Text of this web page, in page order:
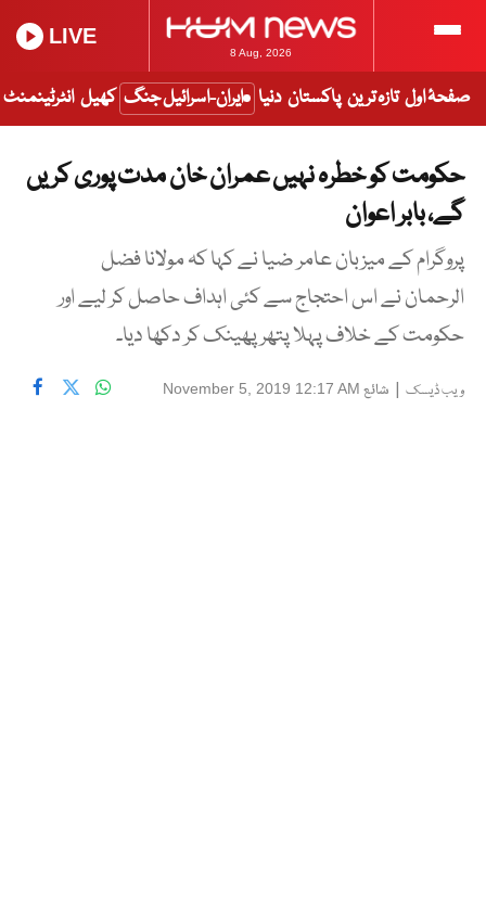
8 Aug, 2026
LIVE
صفحۂ اول تازہ ترین پاکستان دنیا ایران-اسرائیل جنگ کھیل انٹرٹینمنٹ
حکومت کو خطرہ نہیں عمران خان مدت پوری کریں
گے، بابر اعوان
پروگرام کے میزبان عامر ضیا نے کہا کہ مولانا فضل
الرحمان نے اس احتجاج سے کئی اہداف حاصل کر لیے اور
حکومت کے خلاف پہلا پتھر پھینک کر دکھا دیا۔
ویب ڈیسک | شائع November 5, 2019 12:17 AM